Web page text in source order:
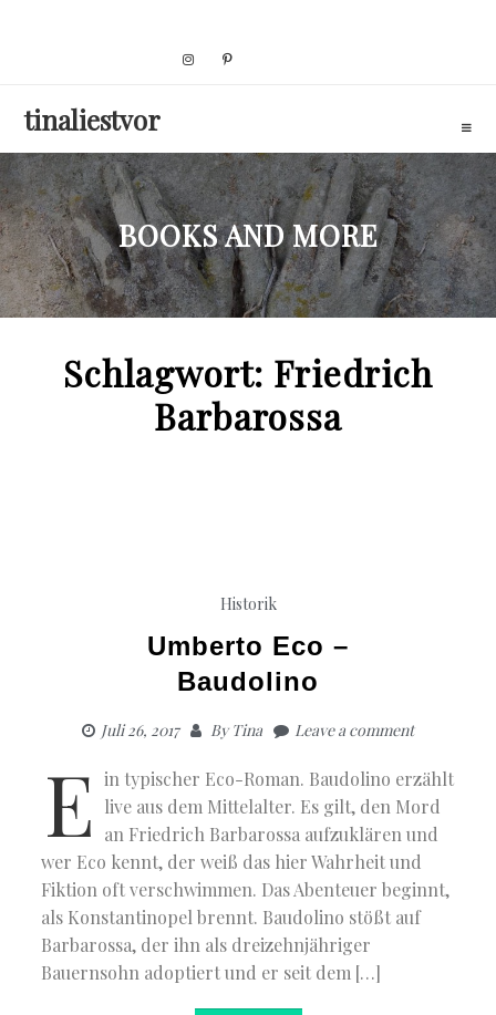
tinaliestvor
BOOKS AND MORE
Schlagwort: Friedrich
Barbarossa
Historik
Umberto Eco –
Baudolino
Juli 26, 2017 ByTina Leave a comment
E in typischer Eco-Roman. Baudolino erzählt
live aus dem Mittelalter. Es gilt, den Mord
an Friedrich Barbarossa aufzuklären und
wer Eco kennt, der weiß das hier Wahrheit und
Fiktion oft verschwimmen. Das Abenteuer beginnt,
als Konstantinopel brennt. Baudolino stößt auf
Barbarossa, der ihn als dreizehnjähriger
Bauernsohn adoptiert und er seit dem […]